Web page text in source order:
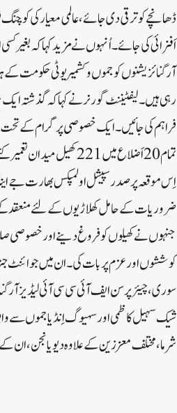
ڈھانچے کو ترقی دی جائے، عالمی معیار کی
اَفزائی کی جائے۔ اُنہوں نے مزید کہا کہ بغیر
آرگنائزیشنوں کو جموں وکشمیر یوٹی حکومت کے
رہی ہیں۔لیفٹیننٹ گورنر نے کہا کہ گذشتہ
اِس موقعہ پر صدر سپیشل اولمپکس بھارت جے
ضروریات کے حامل کھلاڑیوں کے لئے منعقد
جنہوں نے کھیلوں کو فروغ دینے اور خصوصی
کوششوں اور عزم پر بات کی ۔ ان میں جوائنٹ
سوری ، چیئرپرسن ایف آئی سی سی آئی لیڈیز
شیک سہیل کاظمی اور سہیوگ اِنڈیا جموں سے
شرما ، مختلف معززین کے علاوہ دیویانجن ،